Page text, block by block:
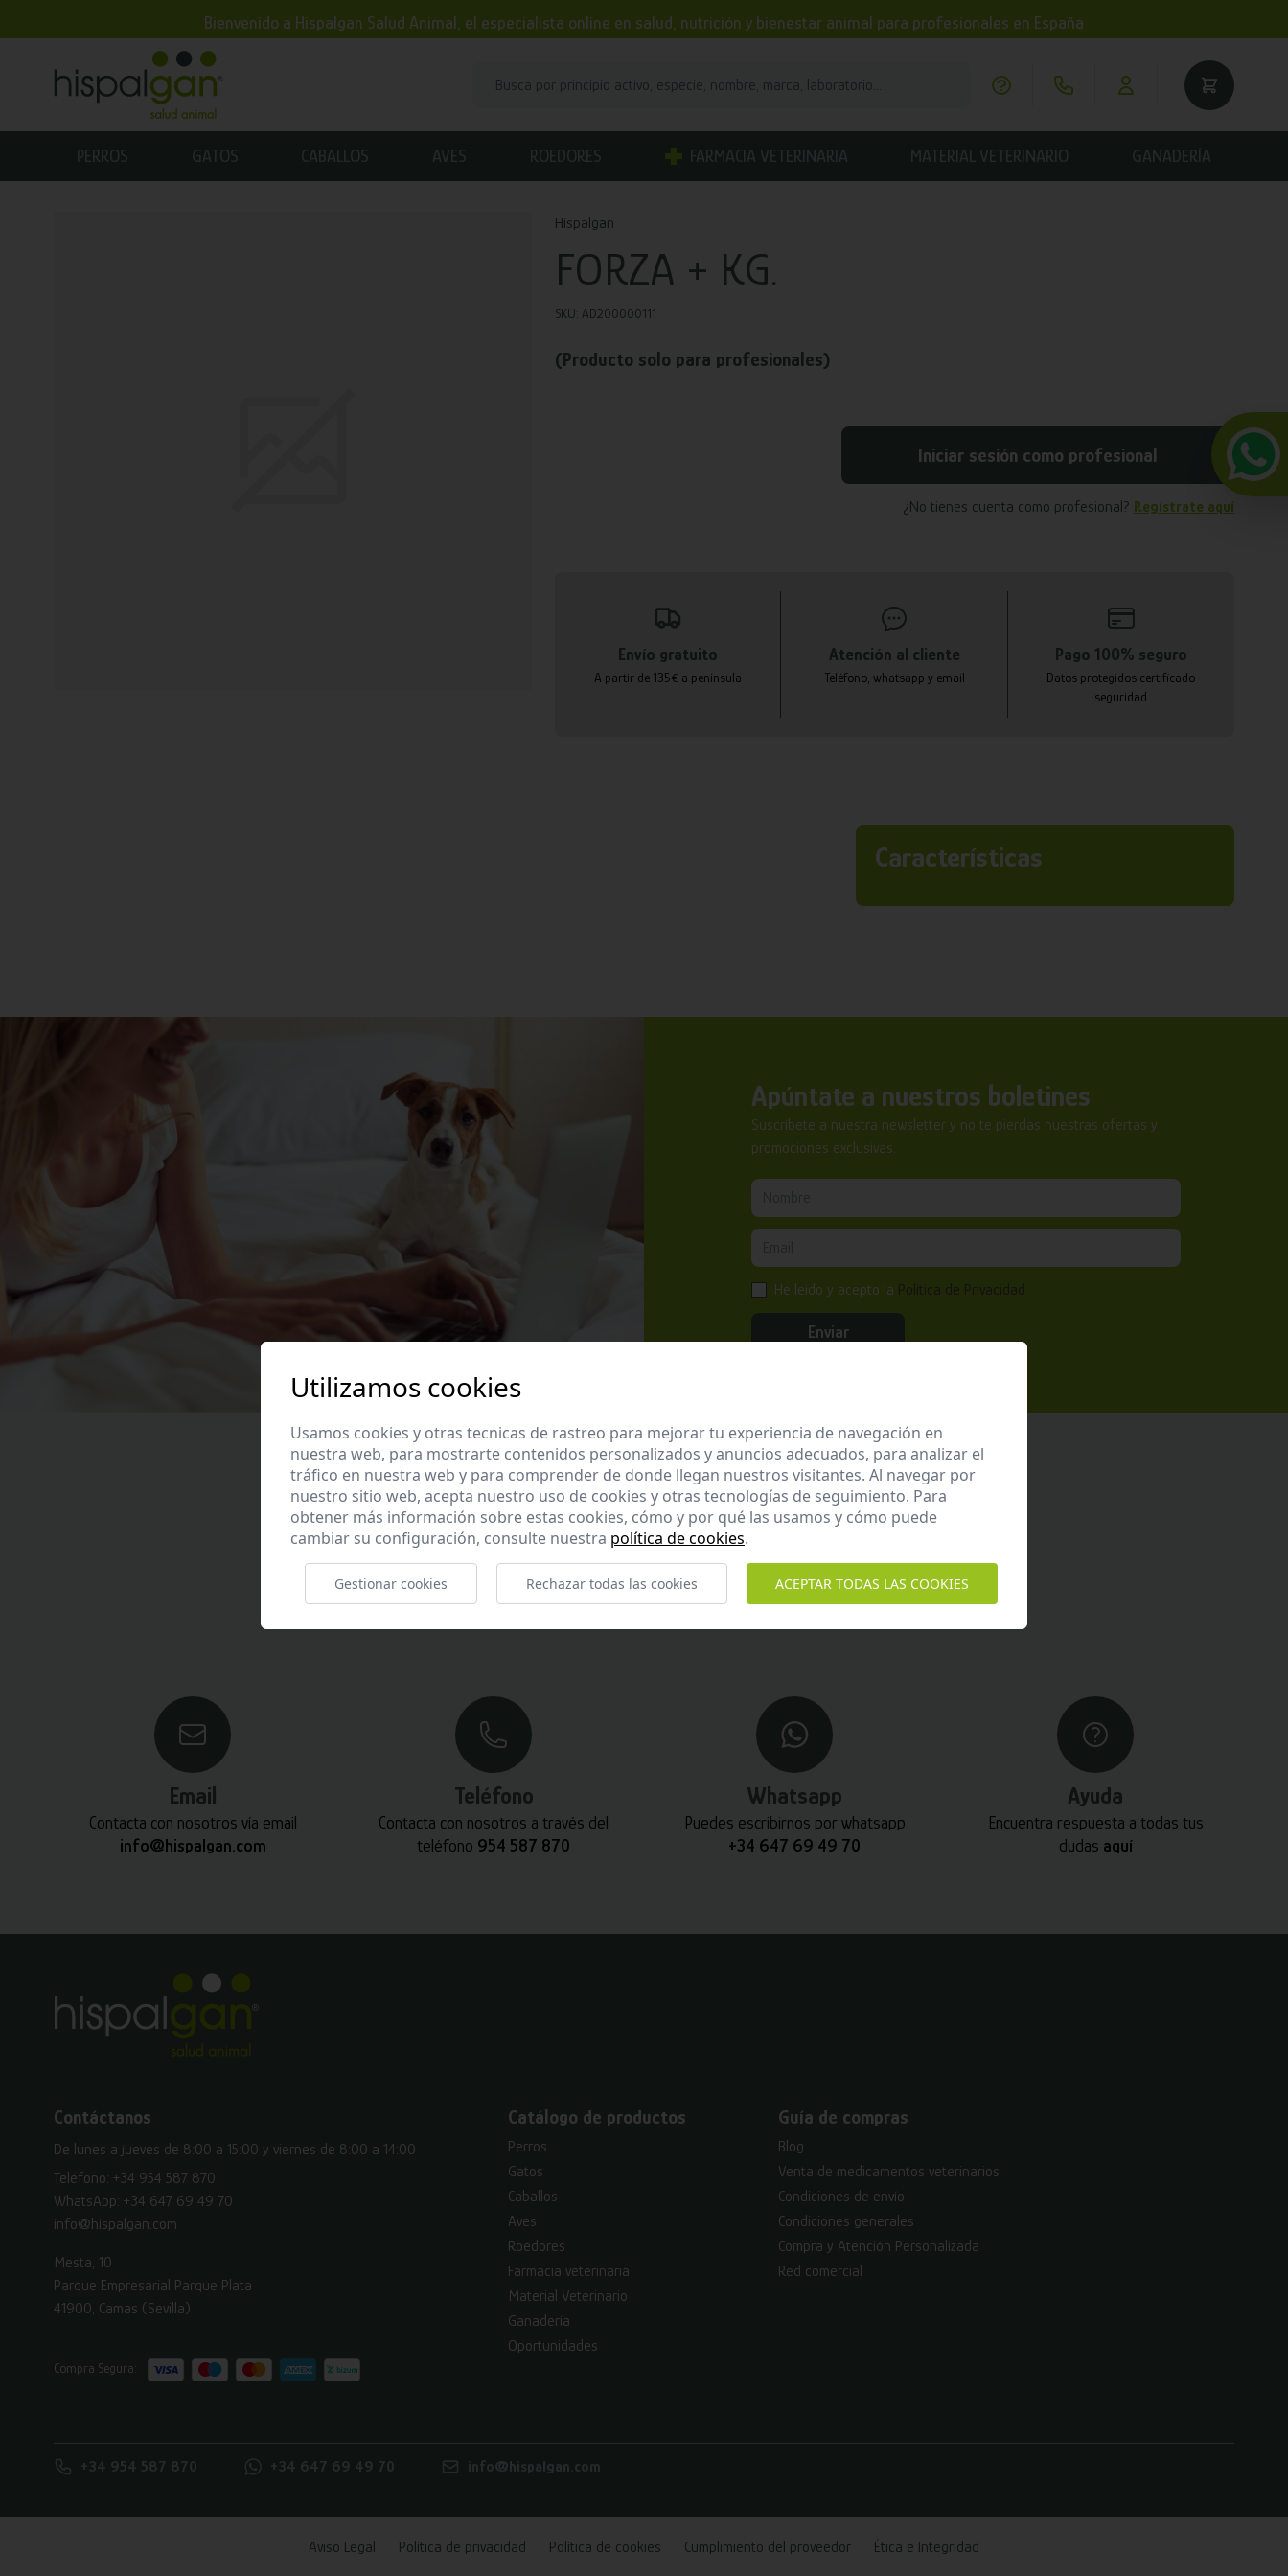
Bienvenido a Hispalgan Salud Animal, el especialista online en salud, nutrición y bienestar animal para profesionales en España
PERROS GATOS CABALLOS AVES ROEDORES FARMACIA VETERINARIA MATERIAL VETERINARIO GANADERÍA
Hispalgan
FORZA + KG.
SKU: AD200000111
(Producto solo para profesionales)
Iniciar sesión como profesional
¿No tienes cuenta como profesional? Regístrate aquí
Envío gratuito
A partir de 135€ a península
Atención al cliente
Teléfono, whatsapp y email
Pago 100% seguro
Datos protegidos certificado
seguridad
Características
Apúntate a nuestros boletines
Suscríbete a nuestra newsletter y no te pierdas nuestras ofertas y
promociones exclusivas.
He leído y acepto la
Enviar
Atención al cliente
Contacta con nosotros y te garantizamos que te responderemos en menos de 24 horas laborables.
Horario de atención al cliente:
De lunes a jueves de 8:00 a 15:00 y viernes de 8:00 a 14:00
Email
Contacta con nosotros vía email
info@hispalgan.com
Teléfono
Contacta con nosotros a través del
teléfono 954 587 870
Whatsapp
Puedes escribirnos por whatsapp
+34 647 69 49 70
Ayuda
Encuentra respuesta a todas tus
dudas aquí
Contáctanos
De lunes a jueves de 8:00 a 15:00 y viernes de 8:00 a 14:00
Teléfono: +34 954 587 870
WhatsApp: +34 647 69 49 70
info@hispalgan.com
Mesta, 10
Parque Empresarial Parque Plata
41900, Camas (Sevilla)
Compra Segura:
Catálogo de productos
Perros
Gatos
Caballos
Aves
Roedores
Farmacia veterinaria
Material Veterinario
Ganadería
Oportunidades
Guía de compras
Blog
Venta de medicamentos veterinarios
Condiciones de envío
Condiciones generales
Compra y Atención Personalizada
Red comercial
+34 954 587 870 +34 647 69 49 70 info@hispalgan.com
Aviso Legal Política de privacidad Política de cookies Cumplimiento del proveedor Ética e Integridad
Utilizamos cookies
Usamos cookies y otras tecnicas de rastreo para mejorar tu experiencia de navegación en
nuestra web, para mostrarte contenidos personalizados y anuncios adecuados, para analizar el
tráfico en nuestra web y para comprender de donde llegan nuestros visitantes. Al navegar por
nuestro sitio web, acepta nuestro uso de cookies y otras tecnologías de seguimiento. Para
obtener más información sobre estas cookies, cómo y por qué las usamos y cómo puede
cambiar su configuración, consulte nuestra política de cookies.
Gestionar cookies Rechazar todas las cookies ACEPTAR TODAS LAS COOKIES